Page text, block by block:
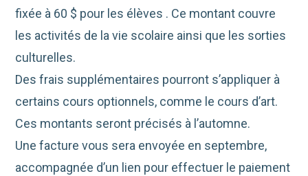
fixée à 60 $ pour les élèves . Ce montant couvre
les activités de la vie scolaire ainsi que les sorties
culturelles.
Des frais supplémentaires pourront s’appliquer à
certains cours optionnels, comme le cours d’art.
Ces montants seront précisés à l’automne.
Une facture vous sera envoyée en septembre,
accompagnée d’un lien pour effectuer le paiement